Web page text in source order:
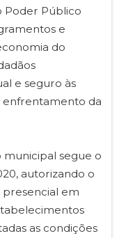
Poder Público
e
do
e seguro às
enfrentamento da
municipal segue o
autorizando o
em
as condições